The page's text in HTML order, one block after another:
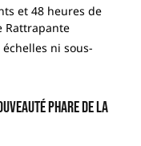
et 48 heures de
Rattrapante
ni sous-
phare de la